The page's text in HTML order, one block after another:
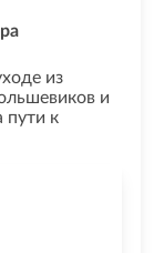
из
и
пути к